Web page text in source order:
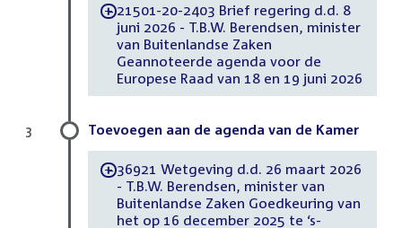
-21501-20-2403 Brief regering d.d. 8
juni 2026 - T.B.W. Berendsen, minister
van Buitenlandse Zaken
Geannoteerde agenda voor de
Europese Raad van 18 en 19 juni 2026
Toevoegen aan de agenda van de Kamer
-36921 Wetgeving d.d. 26 maart 2026
- T.B.W. Berendsen, minister van
Buitenlandse Zaken Goedkeuring van
het op 16 december 2025 te ‘s-
3